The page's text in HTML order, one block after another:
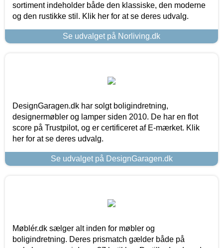
sortiment indeholder både den klassiske, den moderne
og den rustikke stil. Klik her for at se deres udvalg.
Se udvalget på Norliving.dk
DesignGaragen.dk har solgt boligindretning,
designermøbler og lamper siden 2010. De har en flot
score på Trustpilot, og er certificeret af E-mærket. Klik
her for at se deres udvalg.
Se udvalget på DesignGaragen.dk
Møblér.dk sælger alt inden for møbler og
boligindretning. Deres prismatch gælder både på